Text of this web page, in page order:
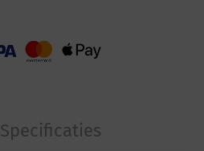
Specificaties